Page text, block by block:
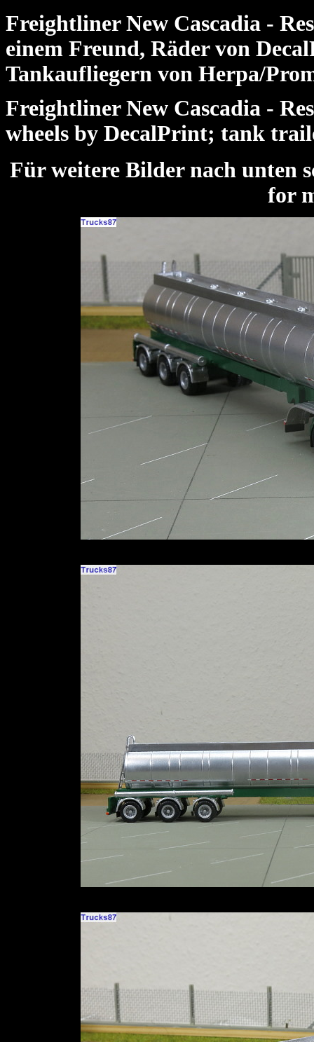
Freightliner New Cascadia -
einem Freund, Räder von
Tankaufliegern von Herpa/
Freightliner New Cascadia -
wheels by DecalPrint; tank
Für weitere Bilder nach
for